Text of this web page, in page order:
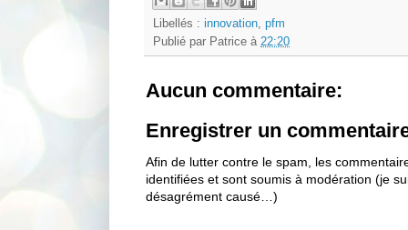
Libellés : innovation, pfm
Publié par Patrice à 22:20
Aucun commentaire:
Enregistrer un
Afin de lutter contre le spam, les
identifiées et sont soumis à modération (je
désagrément causé…)